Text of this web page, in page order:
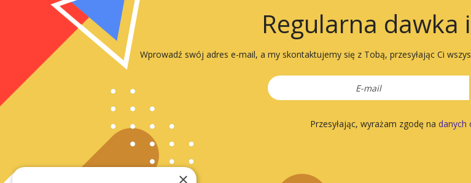
Regularna dawka
Wprowadź swój adres e-mail, a my skontaktujemy się z Tobą, przesyłając Ci
Przesyłając, wyrażam zgodę na danych